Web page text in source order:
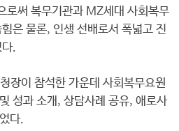
로써 복무기관과 MZ세대 사회복무
은 물론, 인생 선배로서 폭넓고 진
.
장이 참석한 가운데 사회복무요원
성과 소개, 상담사례 공유, 애로사
다.